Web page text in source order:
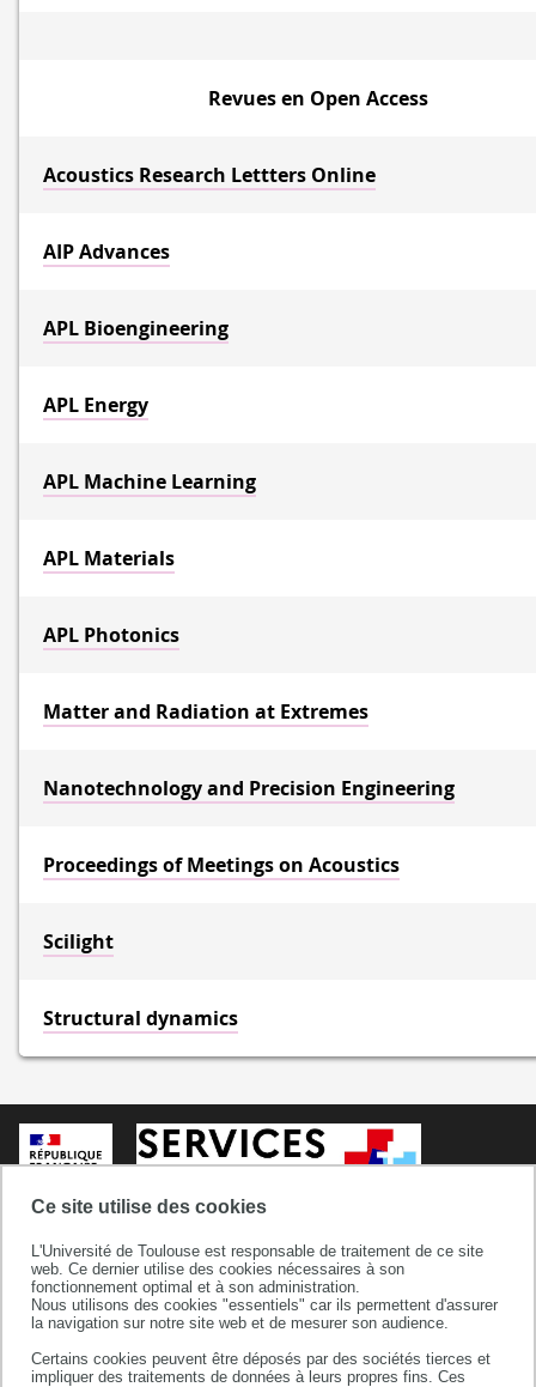
Ce site utilise des cookies
L'Université de Toulouse est responsable de traitement de ce site
web. Ce dernier utilise des cookies nécessaires à son
fonctionnement optimal et à son administration.
Nous utilisons des cookies "essentiels" car ils permettent d'assurer
la navigation sur notre site web et de mesurer son audience.
Certains cookies peuvent être déposés par des sociétés tierces et
impliquer des traitements de données à leurs propres fins. Ces
Revues en Open Access
Acoustics Research Lettters Online
AIP Advances
APL Bioengineering
APL Energy
APL Machine Learning
APL Materials
APL Photonics
Matter and Radiation at Extremes
Nanotechnology and Precision Engineering
Proceedings of Meetings on Acoustics
Scilight
Structural dynamics
Service Commun de Documentation